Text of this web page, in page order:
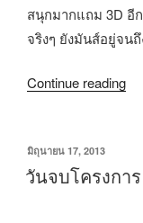
สนุกมากแถม 3D อี
จริงๆ ยังมันส์อยู่จน
Continue reading
มิถุนายน 17, 2013
วันจบโครงกา